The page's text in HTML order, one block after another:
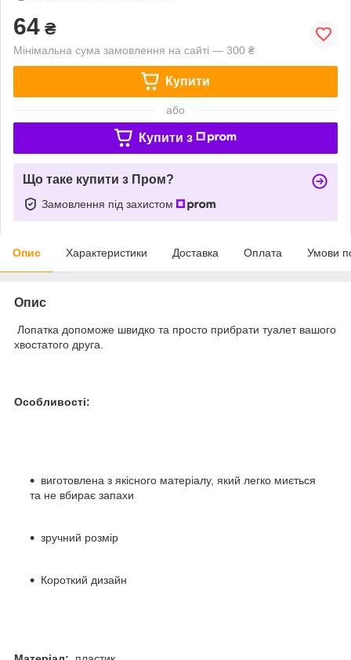
64 ₴
Мінімальна сума замовлення на сайті — 300 ₴
Купити
або
Купити з
Що таке купити з Пром?
Замовлення під захистом
Опис Характеристики Доставка Оплата Умови
Опис
Лопатка допоможе швидко та просто прибрати туалет вашого
хвостатого друга.
Особливості:
виготовлена з якісного матеріалу, який легко миється
та не вбирає запахи
зручний розмір
Короткий дизайн